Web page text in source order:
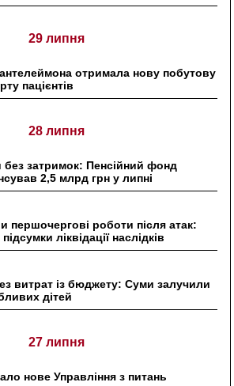
29 липня
отримала нову побутову
пацієнтів
28 липня
без затримок: Пенсійний фонд
2,5 млрд грн у липні
першочергові роботи після атак:
ліквідації наслідків
витрат із бюджету: Суми залучили
дітей
27 липня
нове Управління з питань